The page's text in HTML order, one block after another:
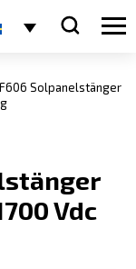
Solpanelstänger
Vdc